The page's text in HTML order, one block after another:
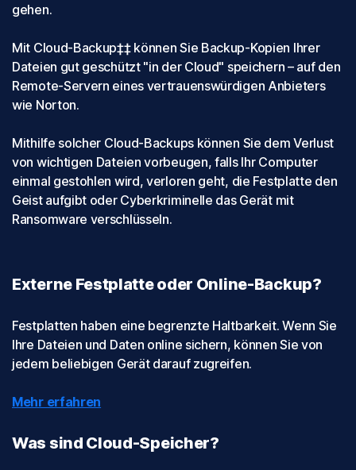
gehen.
Mit Cloud-Backup‡‡ können Sie Backup-Kopien Ihrer
Dateien gut geschützt "in der Cloud" speichern – auf den
Remote-Servern eines vertrauenswürdigen Anbieters
wie Norton.
Mithilfe solcher Cloud-Backups können Sie dem Verlust
von wichtigen Dateien vorbeugen, falls Ihr Computer
einmal gestohlen wird, verloren geht, die Festplatte den
Geist aufgibt oder Cyberkriminelle das Gerät mit
Ransomware verschlüsseln.
Externe Festplatte oder Online-Backup?
Festplatten haben eine begrenzte Haltbarkeit. Wenn Sie
Ihre Dateien und Daten online sichern, können Sie von
jedem beliebigen Gerät darauf zugreifen.
Mehr erfahren
Was sind Cloud-Speicher?